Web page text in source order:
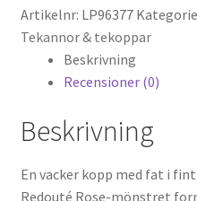
mängd
Artikelnr: LP96377
Tekannor & tekoppar
Beskrivning
Recensioner (0)
Beskrivning
En vacker kopp med fat i
Redouté Rose-mönstret